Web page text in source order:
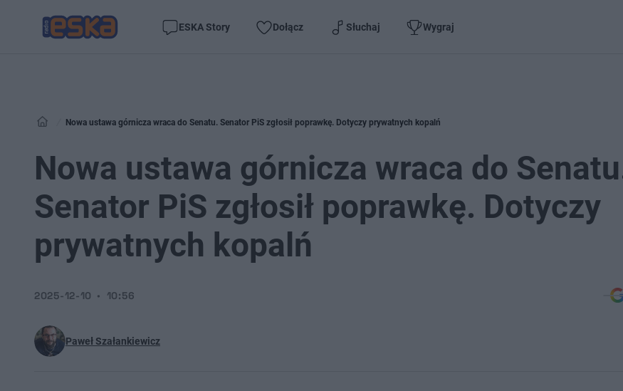
ESKA Story Dołącz Słuchaj Wygraj
Nowa ustawa górnicza wraca do Senatu. Senator PiS zgłosił poprawkę. Dotyczy prywatnych kopalń
Nowa ustawa górnicza wraca do
Senator PiS zgłosił poprawkę. Dotyczy
prywatnych kopalń
Paweł Szałankiewicz
2025-12-10 10:56